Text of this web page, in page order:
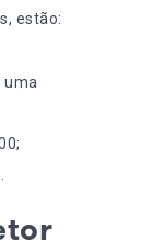
estão:
uma